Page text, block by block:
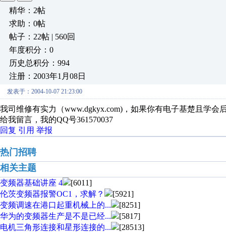
精华：2帖
求助：0帖
帖子：22帖 | 560回
年度积分：0
历史总积分：994
注册：2003年1月08日
发表于：2004-10-07 21:23:00
我司维修有实力（www.dgkyx.com)，如果你有电子基楚且学
给我留言，我的QQ号361570037
回复 引用 举报
热门招聘
相关主题
变频器基础讲座 4
[6011]
伦茨变频器报警OC1，求解？
[5921]
变频调速在港口起重机械上的...
[8251]
华为的变频器生产是不是已经...
[5817]
电机三角形连接和星形连接的...
[28513]